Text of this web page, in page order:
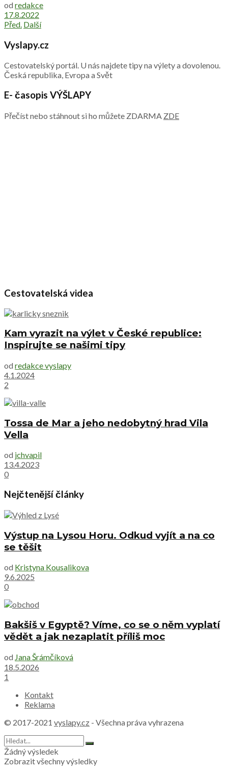
od redakce
17.8.2022
Před. Další
Vyslapy.cz
Cestovatelský portál. U nás najdete tipy na výlety a dovolenou.
Česká republika, Evropa a Svět
E- časopis VÝŠLAPY
Přečíst nebo stáhnout si ho můžete ZDARMA ZDE
Cestovatelská videa
Kam vyrazit na výlet v České republice:
Inspirujte se našimi tipy
od redakce vyslapy
4.1.2024
2
Tossa de Mar a jeho nedobytný hrad Vila
Vella
od jchvapil
13.4.2023
0
Nejčtenější články
Výstup na Lysou Horu. Odkud vyjít a na co
se těšit
od Kristyna Kousalikova
9.6.2025
0
Bakšiš v Egyptě? Víme, co se o něm vyplatí
vědět a jak nezaplatit příliš moc
od Jana Šrámčíková
18.5.2026
1
Kontakt
Reklama
© 2017-2021 vyslapy.cz - Všechna práva vyhrazena
Žádný výsledek
Zobrazit všechny výsledky